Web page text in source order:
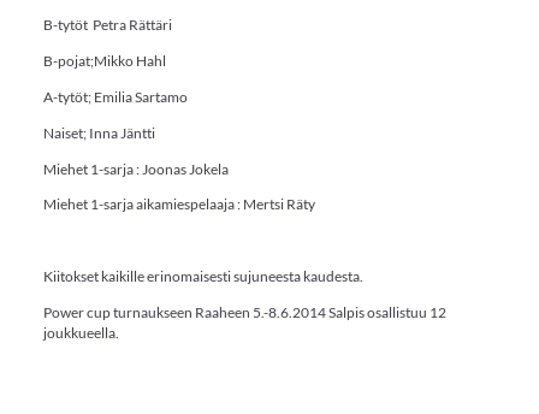
B-tytöt Petra Rättäri
B-pojat;Mikko Hahl
A-tytöt; Emilia Sartamo
Naiset; Inna Jäntti
Miehet 1-sarja : Joonas Jokela
Miehet 1-sarja aikamiespelaaja : Mertsi Räty
Kiitokset kaikille erinomaisesti sujuneesta kaudesta.
Power cup turnaukseen Raaheen 5.-8.6.2014 Salpis osallistuu 12
joukkueella.